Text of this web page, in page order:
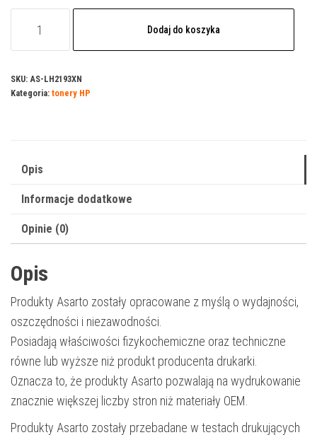
do
HP
2500
Dodaj do koszyka
SKU: AS-LH2193XN
Kategoria: tonery HP
Opis
Informacje dodatkowe
Opinie (0)
Opis
Produkty Asarto zostały opracowane z myślą o wydajności,
oszczędności i niezawodności.
Posiadają właściwości fizykochemiczne oraz techniczne
równe lub wyższe niż produkt producenta drukarki.
Oznacza to, że produkty Asarto pozwalają na wydrukowanie
znacznie większej liczby stron niż materiały OEM.
Produkty Asarto zostały przebadane w testach drukujących